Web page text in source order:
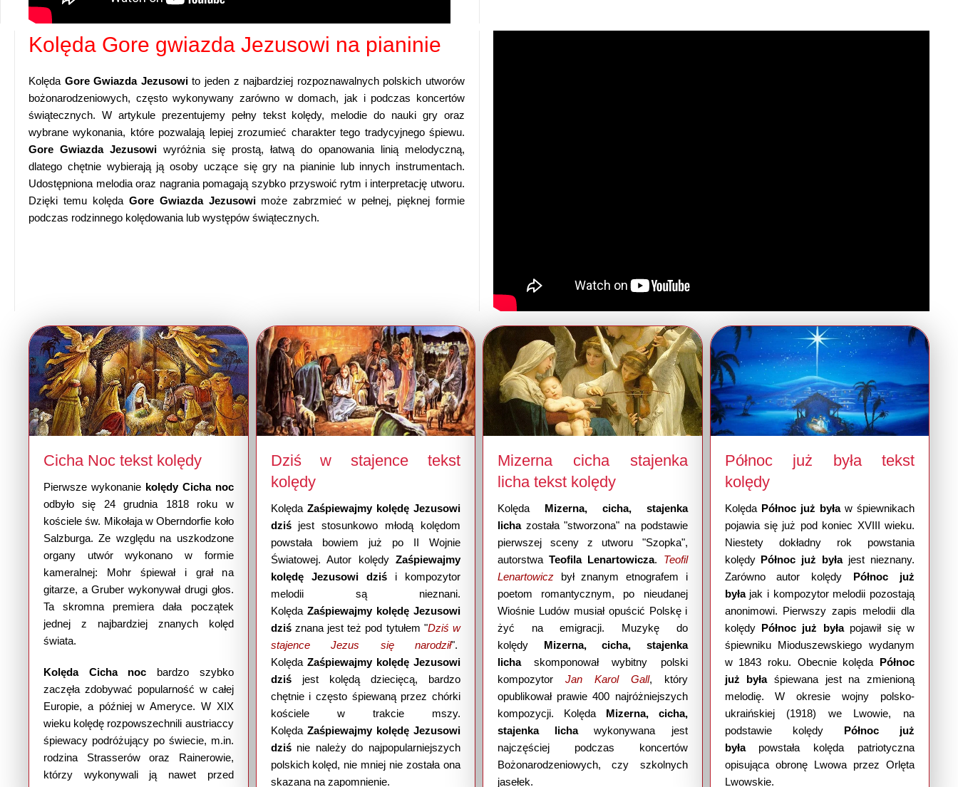
Kolęda Gore gwiazda Jezusowi na pianinie
Kolęda Gore Gwiazda Jezusowito jeden z najbardziej rozpoznawalnych polskich utworów
bożonarodzeniowych, często wykonywany zarówno w domach, jak i podczas koncertów
świątecznych. W artykule prezentujemy pełny tekst kolędy, melodie do nauki gry oraz
wybrane wykonania, które pozwalają lepiej zrozumieć charakter tego tradycyjnego śpiewu.
Gore Gwiazda Jezusowi wyróżnia się prostą, łatwą do opanowania linią melodyczną,
dlatego chętnie wybierają ją osoby uczące się gry na pianinie lub innych instrumentach.
Udostępniona melodia oraz nagrania pomagają szybko przyswoić rytm i interpretację utworu.
Dzięki temu kolęda Gore Gwiazda Jezusowimoże zabrzmieć w pełnej, pięknej formie
podczas rodzinnego kolędowania lub występów świątecznych.
Cicha Noc tekst kolędy
Pierwsze wykonanie kolędy Cicha noc
odbyło się 24 grudnia 1818 roku w
kościele św. Mikołaja w Oberndorfie koło
Salzburga. Ze względu na uszkodzone
organy utwór wykonano w formie
kameralnej: Mohr śpiewał i grał na
gitarze, a Gruber wykonywał drugi głos.
Ta skromna premiera dała początek
jednej z najbardziej znanych kolęd
świata.
Kolęda Cicha noc bardzo szybko
zaczęła zdobywać popularność w całej
Europie, a później w Ameryce. W XIX
wieku kolędę rozpowszechnili austriaccy
śpiewacy podróżujący po świecie, m.in.
rodzina Strasserów oraz Rainerowie,
którzy wykonywali ją nawet przed
Dziś w stajence tekst
kolędy
Kolęda Zaśpiewajmy kolędę Jezusowi
dziś
jest stosunkowo młodą kolędom
powstała bowiem już po II Wojnie
Światowej. Autor kolędy Zaśpiewajmy
kolędę Jezusowi dziś
i kompozytor
melodii są nieznani.
Kolęda Zaśpiewajmy kolędę Jezusowi
dziś znana jest też pod tytułem "Dziś w
stajence Jezus się narodził".
Kolęda Zaśpiewajmy kolędę Jezusowi
dziś
jest kolędą dziecięcą, bardzo
chętnie i często śpiewaną przez chórki
kościele w trakcie mszy.
Kolęda Zaśpiewajmy kolędę Jezusowi
dziś nie należy do najpopularniejszych
polskich kolęd, nie mniej nie została ona
skazana na zapomnienie.
Mizerna cicha stajenka
licha tekst kolędy
Kolęda
Mizerna, cicha, stajenka
licha została "stworzona" na podstawie
pierwszej sceny z utworu "Szopka",
autorstwa Teofila Lenartowicza.
Teofil
Lenartowicz
był znanym etnografem i
poetom romantycznym, po nieudanej
Wiośnie Ludów musiał opuścić Polskę i
żyć na emigracji. Muzykę do
kolędy
Mizerna, cicha, stajenka
licha
skomponował wybitny polski
kompozytor
Jan Karol Gall, który
opublikował prawie 400 najróżniejszych
kompozycji. Kolęda Mizerna, cicha,
stajenka licha
wykonywana jest
najczęściej podczas koncertów
Bożonarodzeniowych, czy szkolnych
jasełek.
Północ już była tekst
kolędy
Kolęda Północ już była w śpiewnikach
pojawia się już pod koniec XVIII wieku.
Niestety dokładny rok powstania
kolędy Północ już była jest nieznany.
Zarówno autor kolędy
Północ już
była jak i kompozytor melodii pozostają
anonimowi. Pierwszy zapis melodii dla
kolędy Północ już była pojawił się w
śpiewniku Mioduszewskiego wydanym
w 1843 roku. Obecnie kolęda Północ
już była śpiewana jest na zmienioną
melodię. W okresie wojny polsko-
ukraińskiej (1918) we Lwowie, na
podstawie kolędy
Północ już
była
powstała kolęda patriotyczna
opisująca obronę Lwowa przez Orlęta
Lwowskie.